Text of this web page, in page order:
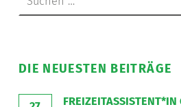
DIE NEUESTEN BEITRÄGE
FREIZEITASSISTENT*IN